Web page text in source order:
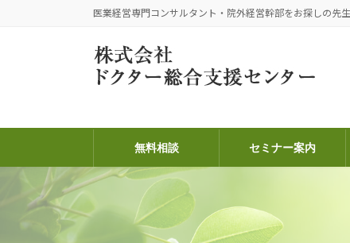
医業経営専門コンサルタント・院外経営幹部をお探しの先
無料相談 セミナー案内